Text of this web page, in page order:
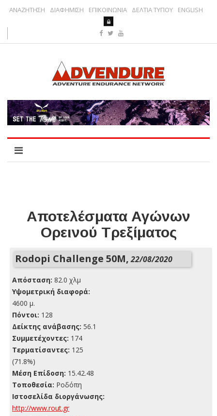
ΑΝΑΖΗΤΗΣΗ ΔΙΑΦΗΜΙΣΗ ΕΠΙΚΟΙΝΩΝΙΑ ΔΕΛΤΙΑ ΤΥΠΟΥ ENGLISH
Αποτελέσματα Αγώνων
Ορεινού Τρεξίματος
Rodopi Challenge 50M,22/08/2020
Απόσταση: 82.0 χλμ
Yψομετρική διαφορά:
4600 μ.
Πόντοι: 128
Δείκτης ανάβασης: 56.1
Συμμετέχοντες: 174
Τερματίσαντες: 125
(71.8%)
Μέση Επίδοση: 15.42.48
Τοποθεσία: Ροδόπη
Ιστοσελίδα διοργάνωσης:
http://www.rout.gr